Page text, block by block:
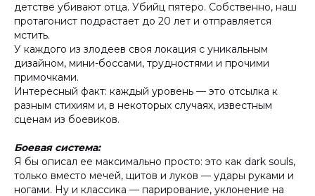
детстве убивают отца. Убийц пятеро. Собственно, наш
протагонист подрастает до 20 лет и отправляется
мстить.
У каждого из злодеев своя локация с уникальным
дизайном, мини-боссами, трудностями и прочими
примочками.
Интересный факт: каждый уровень — это отсылка к
разным стихиям и, в некоторых случаях, известным
сценам из боевиков.
Боевая система:
Я бы описал ее максимально просто: это как dark souls,
только вместо мечей, щитов и луков — удары руками и
ногами. Ну и классика — парирование, уклонение на